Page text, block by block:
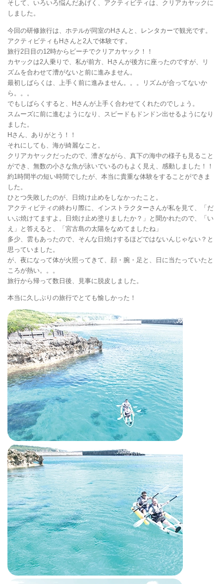
そして、いろいろ悩んだあげく、アクティビティは、クリアカヤックに
しました。
今回の研修旅行は、ホテルが同室のHさんと、レンタカーで観光です。
アクティビティもHさんと2人で体験です。
旅行2日目の12時からビーチでクリアカヤック！！
カヤックは2人乗りで、私が前方、Hさんが後方に座ったのですが、リ
ズムを合わせて漕がないと前に進みません。
最初しばらくは、上手く前に進みません。。。リズムが合ってないか
ら。。。
でもしばらくすると、Hさんが上手く合わせてくれたのでしょう。
スムーズに前に進むようになり、スピードもドンドン出せるようになり
ました。
Hさん、ありがとう！！
それにしても、海が綺麗なこと。
クリアカヤックだったので、漕ぎながら、真下の海中の様子も見ること
ができ、無数の小さな魚が泳いでいるのもよく見え、感動しました！！
約1時間半の短い時間でしたが、本当に貴重な体験をすることができま
した。
ひとつ失敗したのが、日焼け止めをしなかったこと。
アクティビティの終わり際に、インストラクターさんが私を見て、「だ
いぶ焼けてますよ。日焼け止め塗りましたか？」と聞かれたので、「い
え」と答えると、「宮古島の太陽をなめてましたね」
多少、雲もあったので、そんな日焼けするほどではないんじゃない？と
思っていました。
が、夜になって体が火照ってきて、顔・腕・足と、日に当たっていたと
ころが熱い。。。
旅行から帰って数日後、見事に脱皮しました。
本当に久しぶりの旅行でとても愉しかった！